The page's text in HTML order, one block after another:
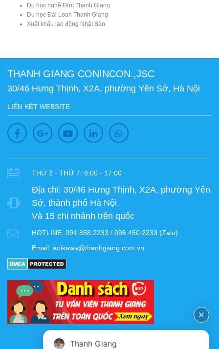
Du học nghề Đức Thanh Giang
Du học Đài Loan Thanh Giang
Xuất khẩu lao động Nhật Bản
THANH GIANG CONINCON.,JSC
30/46 Hưng Thịnh, X2A, phường Yên Sở, Hà Nội
LIÊN KẾT WEBSITE
THỨ 2 - THỨ 7: 8:00 - 17:00
Địa chỉ: 30/46 Hưng Thịnh, X2A, phường Yên
Sở, thành phố Hà Nội.
Và 15 chi nhánh trên quốc
HOTLINE: 091.858.2233 / 096.450.2233 (Zalo)
Email: aoikawa@thanhgiang.com.vn
Thanh Giang